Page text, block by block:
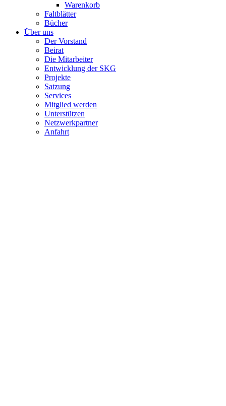
Warenkorb
Faltblätter
Bücher
Über uns
Der Vorstand
Beirat
Die Mitarbeiter
Entwicklung der SKG
Projekte
Satzung
Services
Mitglied werden
Unterstützen
Netzwerkpartner
Anfahrt